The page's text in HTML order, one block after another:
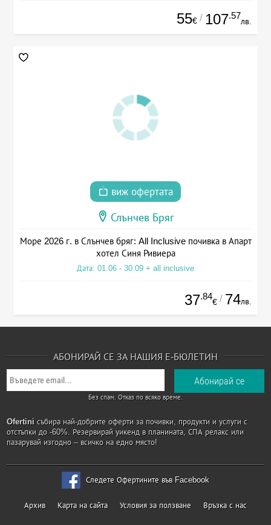
55€ / 107.57
лв.
виж офертата
Слънчев Бряг
Море 2026 г. в Слънчев бряг: All Inclusive почивка в Апарт
хотел Синя Ривиера
Дата: 01.06 - 30.09 + all inclusive
37.84
€ / 74лв.
АБОНИРАЙ СЕ ЗА НАШИЯ Е-БЮЛЕТИН
Без спам. Отказ по всяко време.
Ofertini събира най-добрите оферти за почивки, продукти и услуги с
отстъпки до -60%. Резервирай уикенд в планината, СПА релакс или
пазарувай изгодно – всичко на едно място!
Следете Офертините във Facebook
Архив Карта на сайта Условия за ползване Връзка с нас